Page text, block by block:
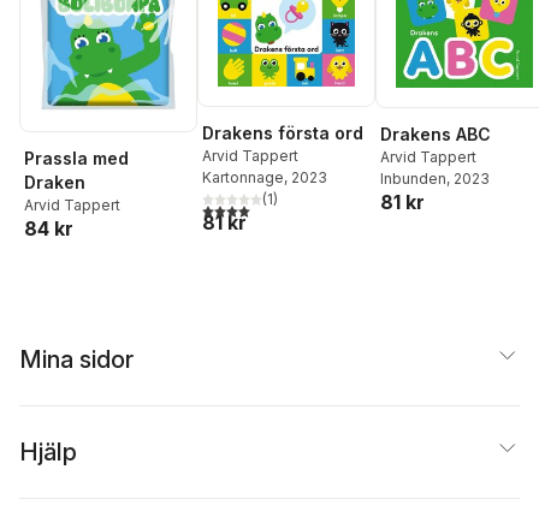
Prassla med
Draken
Arvid Tappert
84 kr
Drakens första ord
Arvid Tappert
Kartonnage, 2023
4,0utav 5 stjärnor. Totalt antal röster:
(1)
81 kr
Drakens ABC
Arvid Tappert
Inbunden, 2023
81 kr
Mina sidor
Hjälp